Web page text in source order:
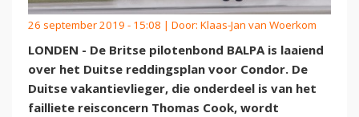
26 september 2019 - 15:08 | Door: Klaas-Jan van Woerkom
LONDEN - De Britse pilotenbond BALPA is laaiend
over het Duitse reddingsplan voor Condor. De
Duitse vakantievlieger, die onderdeel is van het
failliete reisconcern Thomas Cook, wordt